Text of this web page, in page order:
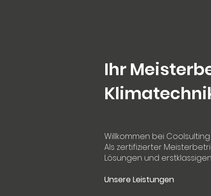
Ihr
Willkommen bei
Als zertifizierter
Lösungen und
Unsere Leistungen